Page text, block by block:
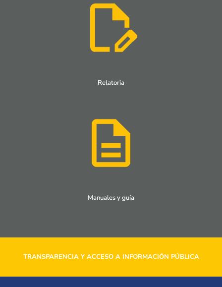
Relatoria
Manuales y guía
TRANSPARENCIA Y ACCESO A INFORMACIÓN PÚBLICA